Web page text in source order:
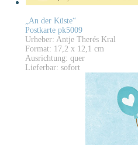
„An der Küste“
Postkarte pk5009
Urheber: Antje Therés Kral
Format: 17,2 x 12,1 cm
Ausrichtung: quer
Lieferbar: sofort